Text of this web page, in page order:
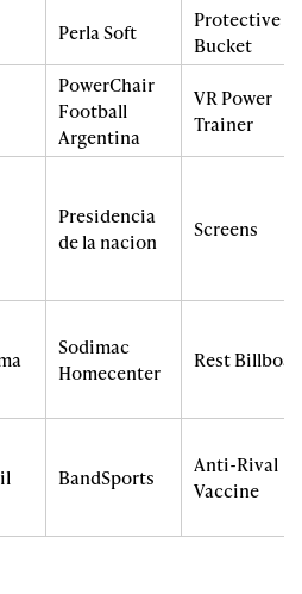
Perla Soft
Protective
Bucket
PowerChair
Football
Argentina
VR Power
Trainer
Presidencia
de la nacion
Screens
Sodimac
Homecenter
Rest
BandSports
Anti-Rival
Vaccine